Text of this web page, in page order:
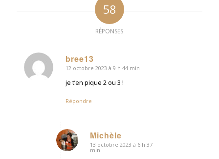
58
RÉPONSES
bree13
dit
:
12 octobre 2023 à 9 h 44 min
je t’en pique 2 ou 3 !
Répondre
Michèle
dit
13 octobre 2023 à 6 h 37
min